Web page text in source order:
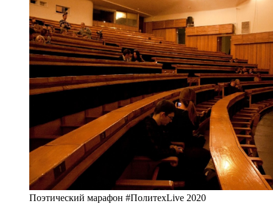
Поэтический марафон #ПолитехLive 2020